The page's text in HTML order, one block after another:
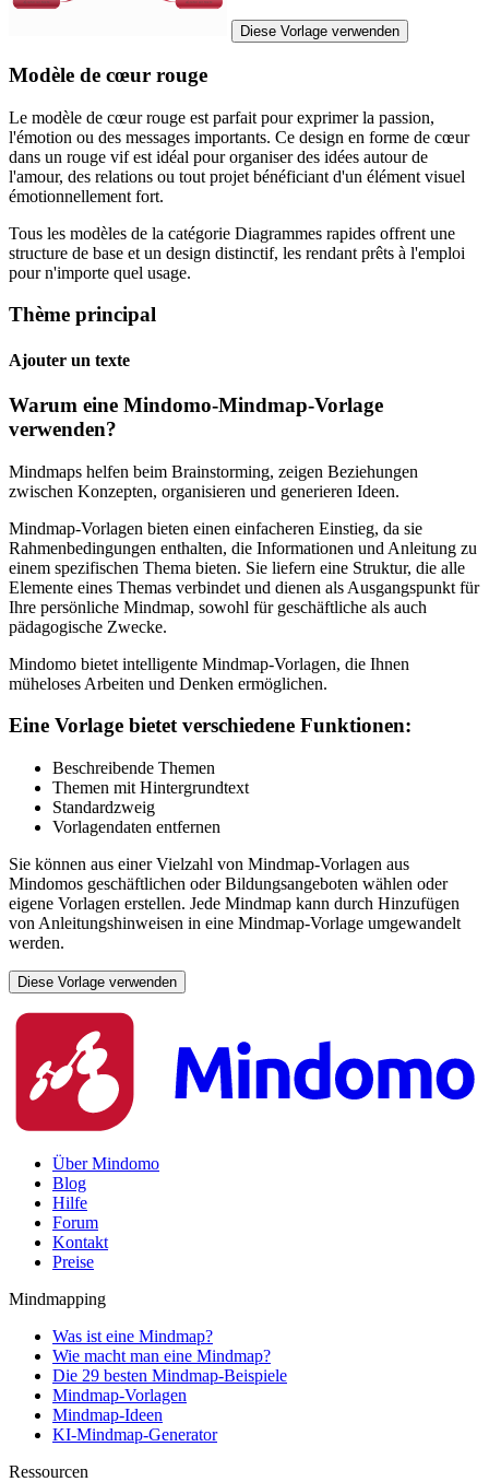
Diese Vorlage verwenden
Modèle de cœur rouge
Le modèle de cœur rouge est parfait pour exprimer la passion,
l'émotion ou des messages importants. Ce design en forme de cœur
dans un rouge vif est idéal pour organiser des idées autour de
l'amour, des relations ou tout projet bénéficiant d'un élément visuel
émotionnellement fort.
Tous les modèles de la catégorie Diagrammes rapides offrent une
structure de base et un design distinctif, les rendant prêts à l'emploi
pour n'importe quel usage.
Thème principal
Ajouter un texte
Warum eine Mindomo-Mindmap-Vorlage
verwenden?
Mindmaps helfen beim Brainstorming, zeigen Beziehungen
zwischen Konzepten, organisieren und generieren Ideen.
Mindmap-Vorlagen bieten einen einfacheren Einstieg, da sie
Rahmenbedingungen enthalten, die Informationen und Anleitung zu
einem spezifischen Thema bieten. Sie liefern eine Struktur, die alle
Elemente eines Themas verbindet und dienen als Ausgangspunkt für
Ihre persönliche Mindmap, sowohl für geschäftliche als auch
pädagogische Zwecke.
Mindomo bietet intelligente Mindmap-Vorlagen, die Ihnen
müheloses Arbeiten und Denken ermöglichen.
Eine Vorlage bietet verschiedene Funktionen:
Beschreibende Themen
Themen mit Hintergrundtext
Standardzweig
Vorlagendaten entfernen
Sie können aus einer Vielzahl von Mindmap-Vorlagen aus
Mindomos geschäftlichen oder Bildungsangeboten wählen oder
eigene Vorlagen erstellen. Jede Mindmap kann durch Hinzufügen
von Anleitungshinweisen in eine Mindmap-Vorlage umgewandelt
werden.
Diese Vorlage verwenden
Über Mindomo
Blog
Hilfe
Forum
Kontakt
Preise
Mindmapping
Was ist eine Mindmap?
Wie macht man eine Mindmap?
Die 29 besten Mindmap-Beispiele
Mindmap-Vorlagen
Mindmap-Ideen
KI-Mindmap-Generator
Ressourcen